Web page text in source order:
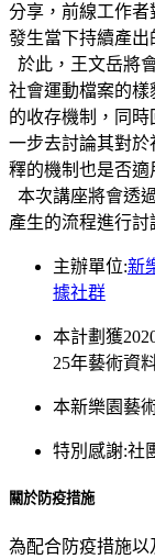
分享，前線工作
發生當下持續產出
於此，王文岳將
社會運動檔案的
的收存機制，同時
一步去討論其對
釋的機制也是否適
本次講座將會透
產生的流程進行討
主辦單位:新
據社群
本計劃獲
25年藝術資
本新樂園藝
特別感謝:社
關於防疫措施
為配合防疫措施以